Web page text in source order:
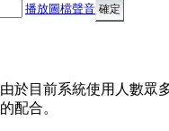
播放圖檔聲音
於目前系統使用人數眾
配合。